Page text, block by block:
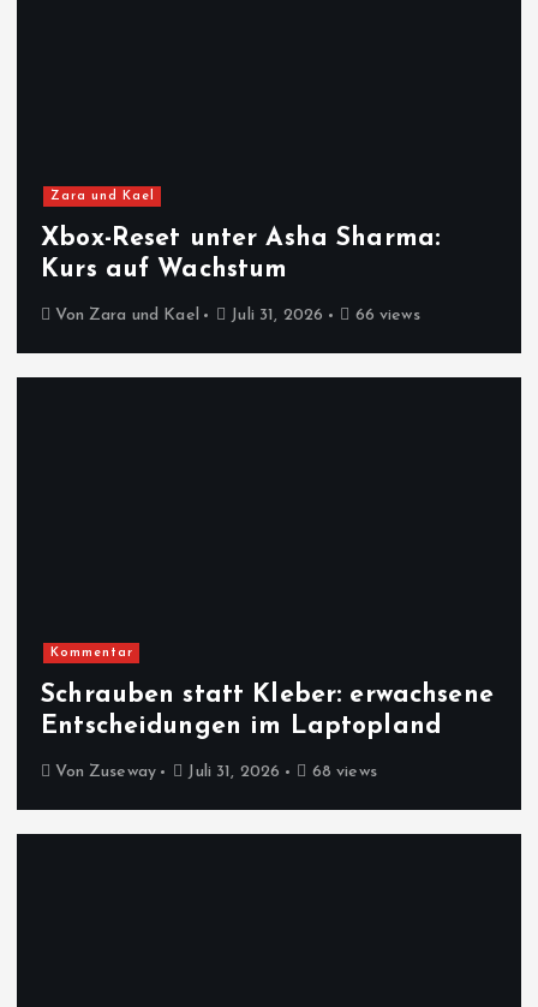
Zara und Kael
Xbox-Reset unter Asha Sharma:
Kurs auf Wachstum
Von Zara und Kael Juli 31, 2026 66 views
Kommentar
Schrauben statt Kleber: erwachsene
Entscheidungen im Laptopland
Von Zuseway Juli 31, 2026 68 views